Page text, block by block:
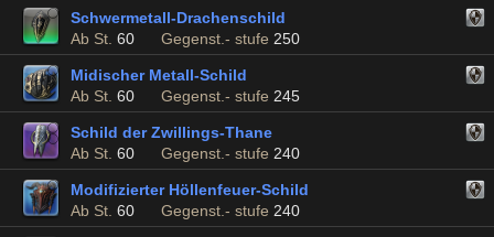
Schwermetall-Drachenschild
Ab St. 60 Gegenst.- stufe 250
Midischer Metall-Schild
Ab St. 60 Gegenst.- stufe 245
Schild der Zwillings-Thane
Ab St. 60 Gegenst.- stufe 240
Modifizierter Höllenfeuer-Schild
Ab St. 60 Gegenst.- stufe 240